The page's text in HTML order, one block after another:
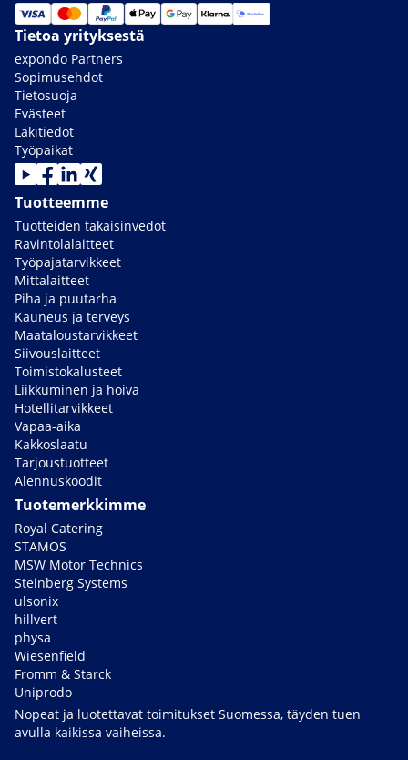
Tietoa yrityksestä
expondo Partners
Sopimusehdot
Tietosuoja
Evästeet
Lakitiedot
Työpaikat
Tuotteemme
Tuotteiden takaisinvedot
Ravintolalaitteet
Työpajatarvikkeet
Mittalaitteet
Piha ja puutarha
Kauneus ja terveys
Maataloustarvikkeet
Siivouslaitteet
Toimistokalusteet
Liikkuminen ja hoiva
Hotellitarvikkeet
Vapaa-aika
Kakkoslaatu
Tarjoustuotteet
Alennuskoodit
Tuotemerkkimme
Royal Catering
STAMOS
MSW Motor Technics
Steinberg Systems
ulsonix
hillvert
physa
Wiesenfield
Fromm & Starck
Uniprodo
Nopeat ja luotettavat toimitukset Suomessa, täyden tuen
avulla kaikissa vaiheissa.